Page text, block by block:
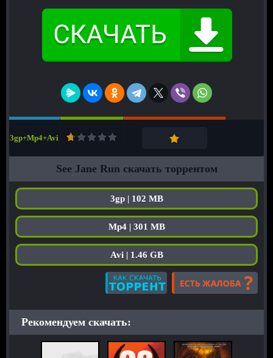
3gp+Mp4+Avi
See Jane Run скачать торрентом
3gp | 102 MB
Mp4 | 301 MB
Avi | 1.46 GB
Рекомендуем скачать: